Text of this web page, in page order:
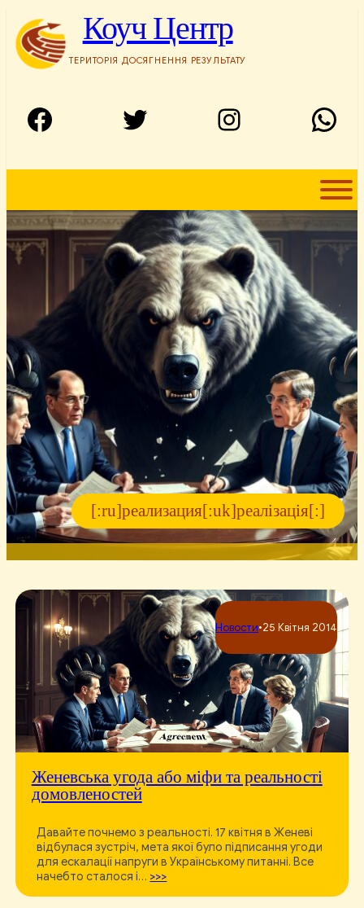
до
вмісту
Коуч Центр
ТЕРИТОРІЯ ДОСЯГНЕННЯ РЕЗУЛЬТАТУ
Facebook Twitter Instagram WhatsApp
[:ru]реализация[:uk]реалізація[:]
Новости•25 Квітня 2014
Женевська угода або міфи та реальності
домовленостей
Давайте почнемо з реальності. 17 квітня в Женеві
відбулася зустріч, мета якої було підписання угоди
для ескалації напруги в Українському питанні. Все
начебто сталося і… >>>